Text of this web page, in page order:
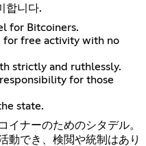
합니다.
for Bitcoiners.
for free activity with no
strictly and ruthlessly.
for those
state.
イナーのためのシタデル。
動でき、検閲や統制はあり